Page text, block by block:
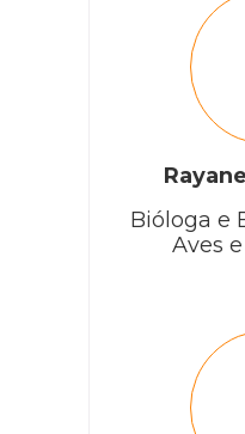
Bióloga e
Aves